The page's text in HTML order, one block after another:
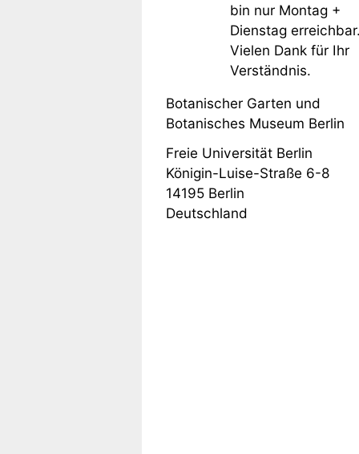
bin nur Montag +
Dienstag
Vielen Dank für Ihr
Verständnis.
Botanischer Garten und
Botanisches Museum Berlin
Freie Universität Berlin
Königin-Luise-Straße 6-8
14195 Berlin
Deutschland